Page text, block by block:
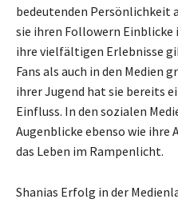
bedeutenden Persönlichkeit
sie ihren Followern Einblicke
ihre vielfältigen Erlebnisse
Fans als auch in den Medien
ihrer Jugend hat sie bereits
Einfluss. In den sozialen
Augenblicke ebenso wie ihre
das Leben im Rampenlicht.
Shanias Erfolg in der